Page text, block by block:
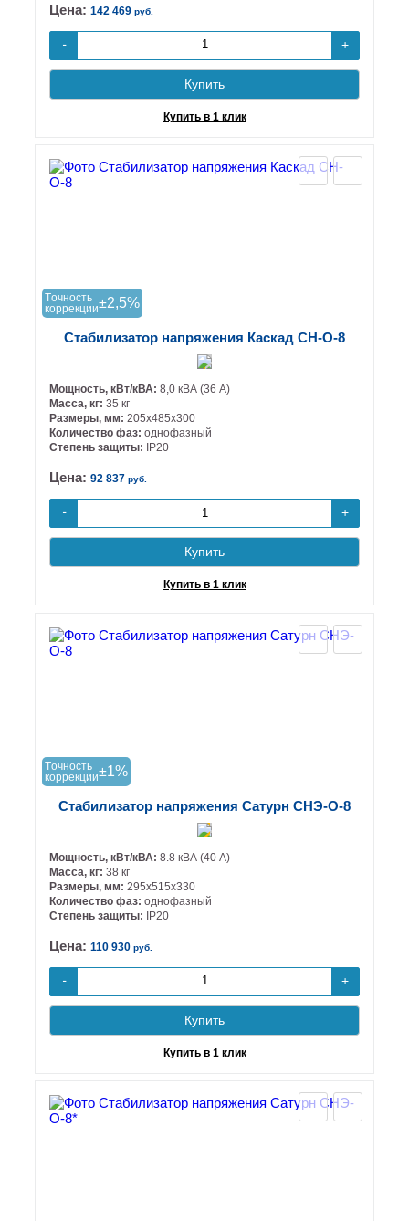
Цена: 142 469 руб.
- +
Купить
Купить в 1 клик
Tочность
коррекции±2,5%
Стабилизатор напряжения Каскад СН-О-8
Мощность, кВт/кВА: 8,0 кВА (36 А)
Масса, кг: 35 кг
Размеры, мм: 205х485х300
Количество фаз: однофазный
Степень защиты:
IP20
Цена: 92 837 руб.
- +
Купить
Купить в 1 клик
Tочность
коррекции±1%
Стабилизатор напряжения Сатурн СНЭ-О-8
Мощность, кВт/кВА: 8.8 кВА (40 А)
Масса, кг: 38 кг
Размеры, мм: 295х515х330
Количество фаз: однофазный
Степень защиты: IP20
Цена: 110 930 руб.
- +
Купить
Купить в 1 клик